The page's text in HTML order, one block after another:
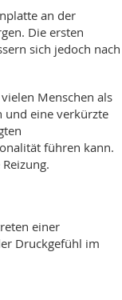
an der
Die ersten
sich jedoch nach
Menschen als
und eine verkürzte
führen kann.
einer
Druckgefühl im